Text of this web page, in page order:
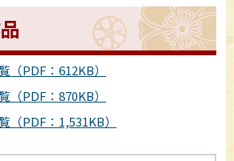
（PDF：612KB）
（PDF：870KB）
（PDF：1,531KB）